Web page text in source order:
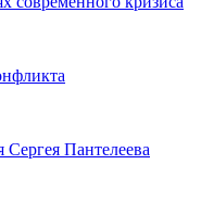
Пантелеева